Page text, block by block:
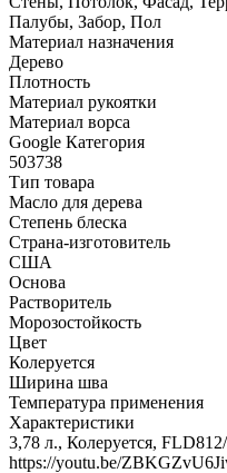
Палубы, Забор, Пол
Материал назначения
Дерево
Плотность
Материал рукоятки
Материал ворса
Google Категория
503738
Тип товара
Масло для дерева
Степень блеска
Страна-изготовитель
США
Основа
Растворитель
Морозостойкость
Цвет
Колеруется
Ширина шва
Температура применения
Характеристики
3,78 л., Колеруется, FLD812/
https://youtu.be/